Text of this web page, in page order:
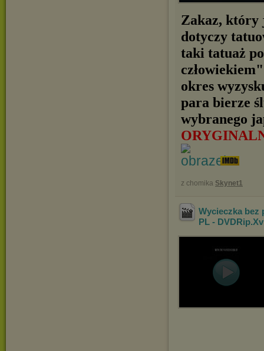
Zakaz, który
dotyczy
taki tatuaż
okres
para bierze
wybranego
z chomika Skynet1
Wycieczka bez
PL -